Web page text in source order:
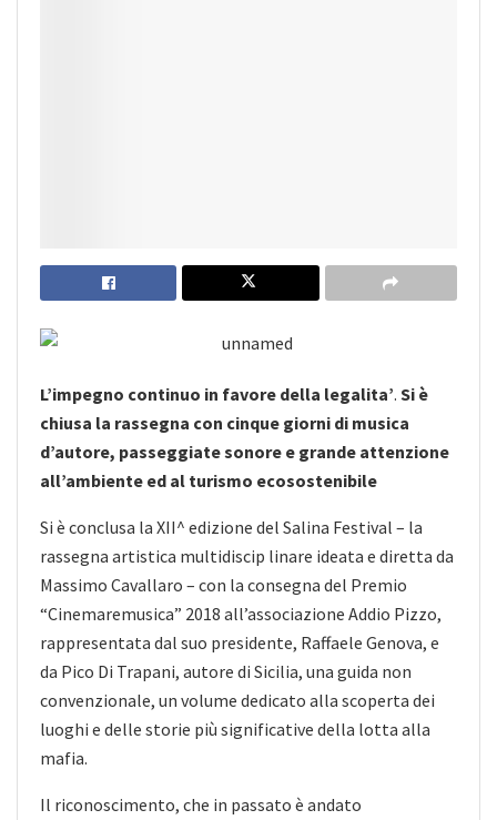
L’impegno continuo in favore della legalita’. Si è
chiusa la rassegna con cinque giorni di musica
d’autore, passeggiate sonore e grande attenzione
all’ambiente ed al turismo ecosostenibile
Si è conclusa la XII^ edizione del Salina Festival – la
rassegna artistica multidiscip linare ideata e diretta da
Massimo Cavallaro – con la consegna del Premio
“Cinemaremusica” 2018 all’associazione Addio Pizzo,
rappresentata dal suo presidente, Raffaele Genova, e
da Pico Di Trapani, autore di Sicilia, una guida non
convenzionale, un volume dedicato alla scoperta dei
luoghi e delle storie più significative della lotta alla
mafia.
Il riconoscimento, che in passato è andato